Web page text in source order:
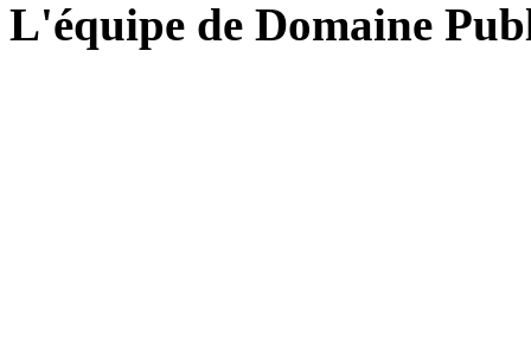
L'équipe de Domaine